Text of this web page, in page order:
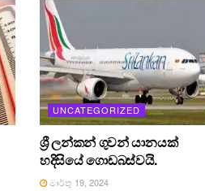
UNCATEGORIZED
ශ්‍රී ලන්කන් ගුවන් යානයක්
හදිසියේ ගොඩබස්වයි.
මාර්තු 19, 2024